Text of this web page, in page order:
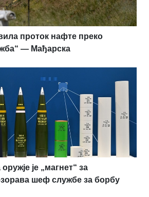
проток нафте преко
— Мађарска
је „магнет“ за
шеф службе за борбу